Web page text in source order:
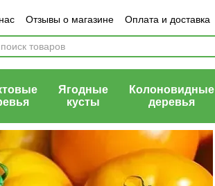
Отзывы о магазине Оплата и доставка
Блог магазина
Публичный договор (оферта)
Ягодные
кусты
Колоновидные
деревья